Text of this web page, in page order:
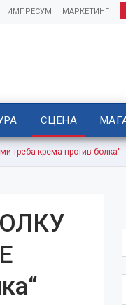
МАРКЕТИНГ
ИМПРЕСУМ
СЦЕНА
крема против болка“